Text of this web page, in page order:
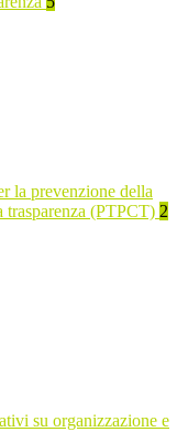
la prevenzione della
trasparenza (PTPCT) 2
su organizzazione e